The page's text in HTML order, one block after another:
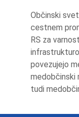
Občinski
cestnem
RS za
povezujejo
medobčinski
tudi